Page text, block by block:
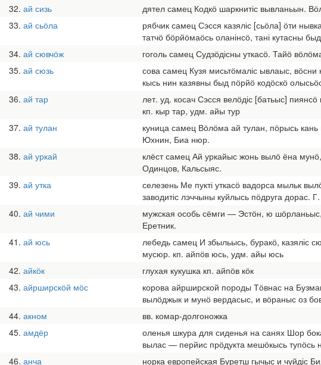
32 ай сизь
дятел самец Кодкӧ шаркнитіс вывланьын.
33 ай сьӧла
рябчик самец Сэсся казяліс [сьӧла] ӧти
татчӧ бӧрйӧмаӧсь оланінсӧ, тані кутасны
34 ай сювчӧж
гоголь самец Судзӧдісны уткасӧ. Тайӧ
35 ай сюзь
сова самец Кузя мисьтӧмаліс ывлаыс,
кысь нин казявны быд пӧрйӧ кодӧскӧ
36 ай тар
лет. уд. косач Сэсся велӧдіс [батьыс]
кп. кыр тар, удм. айы тур
37 ай тулан
куница самец Вӧлӧма ай тулан, пӧрысь
Юхнин, Биа нюр.
38 ай уркай
клёст самец Ай уркайыс жонь вылӧ ёна
Одинцов, Кальсыяс.
39 ай утка
селезень Ме пукті уткасӧ вадорса мыльк
заводитіс лэччыны куйлысь пӧдруга дорас.
40 ай чими
мужская особь сёмги — Эстӧн, ю
Еретник.
41 ай юсь
лебедь самец И збыльысь, буракӧ, казяліс
мусюр. кп. айпӧв юсь, удм. айы юсь
42 айкӧк
глухая кукушка кп. айпӧв кӧк
43 айрширскӧй мӧс
корова айрширской породы Тӧвнас на
вылӧджык и мунӧ вердасыс, и вӧраныс оз
44 акном
вв. комар-долгоножка
45 амдёр
оленья шкура для сиденья на санях Шор
вылас — перйис прӧдукта мешӧкысь тупӧсь
46 анча норка европейская Буретш гычыс и чуйдіс